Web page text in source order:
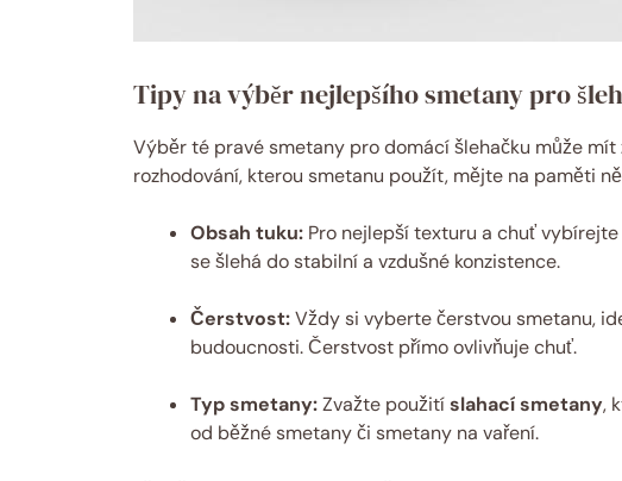
Tipy na výběr nejlepšího smetany pro
Výběr té pravé smetany pro domácí šlehačku může mít
rozhodování, kterou smetanu použít, mějte na paměti
Obsah tuku: Pro nejlepší texturu a chuť
se šlehá do stabilní a vzdušné konzistence.
Čerstvost:Vždy si vyberte čerstvou smetanu,
budoucnosti. Čerstvost přímo ovlivňuje chuť.
Typ smetany:Zvažte použitíslahací smetany,
od běžné smetany či smetany na vaření.